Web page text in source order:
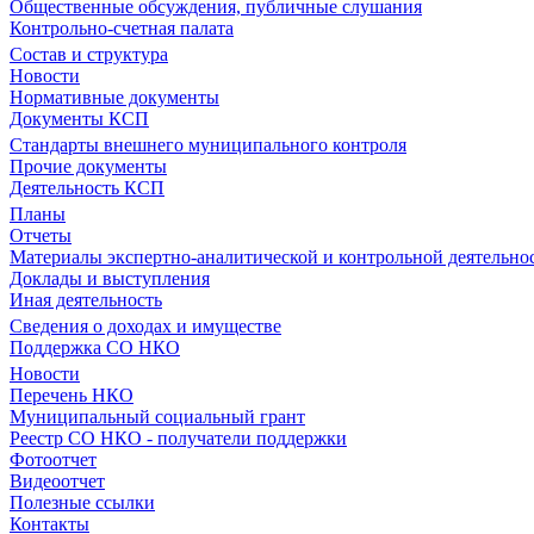
Общественные обсуждения, публичные слушания
Контрольно-счетная палата
Состав и структура
Новости
Нормативные документы
Документы КСП
Стандарты внешнего муниципального контроля
Прочие документы
Деятельность КСП
Планы
Отчеты
Материалы экспертно-аналитической и контрольной
Доклады и выступления
Иная деятельность
Сведения о доходах и имуществе
Поддержка СО НКО
Новости
Перечень НКО
Муниципальный социальный грант
Реестр СО НКО - получатели поддержки
Фотоотчет
Видеоотчет
Полезные ссылки
Контакты